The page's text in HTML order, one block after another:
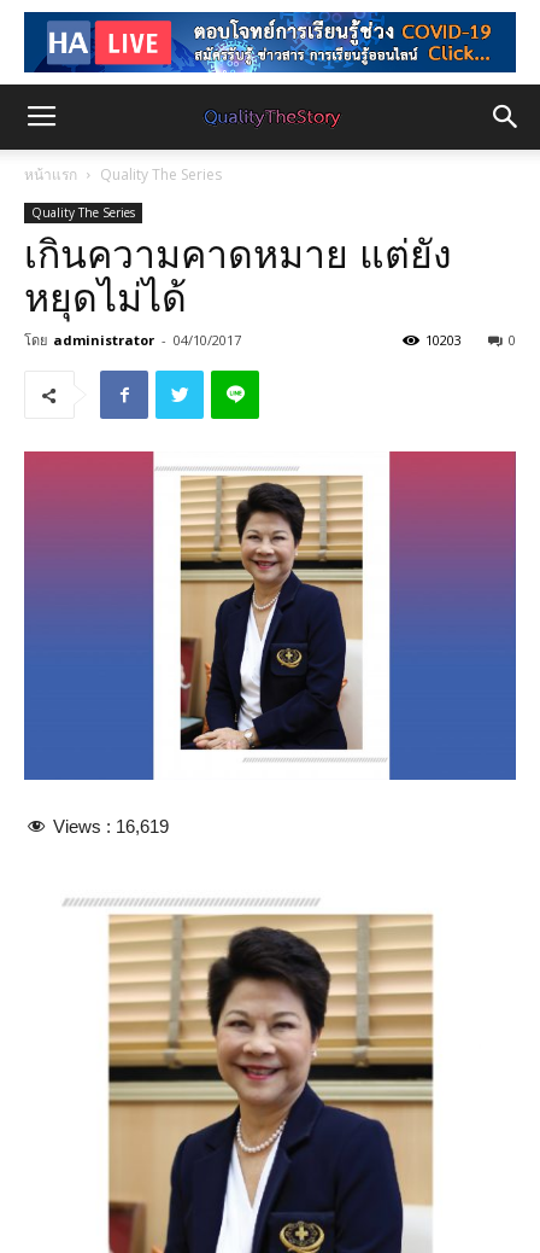
หน้าแรก Quality The Series
Quality The Series
เกินความคาดหมาย แต่ยัง
หยุดไม่ได้
โดย administrator - 04/10/2017 0
10203
Views : 16,619